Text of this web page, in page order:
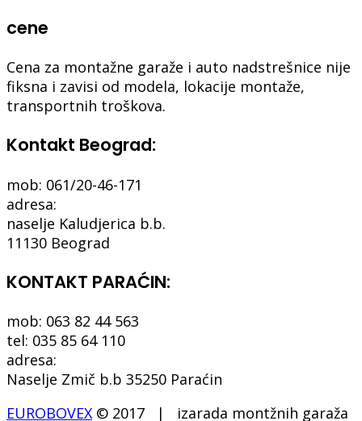
cene
Cena za montažne garaže i auto nadstrešnice nije
fiksna i zavisi od modela, lokacije montaže,
transportnih troškova.
Kontakt Beograd:
mob: 061/20-46-171
adresa:
naselje Kaludjerica b.b.
11130 Beograd
KONTAKT PARAĆIN:
mob: 063 82 44 563
tel: 035 85 64 110
adresa:
Naselje Zmič b.b 35250 Paraćin
EUROBOVEX © 2017 | izarada montžnih garaža